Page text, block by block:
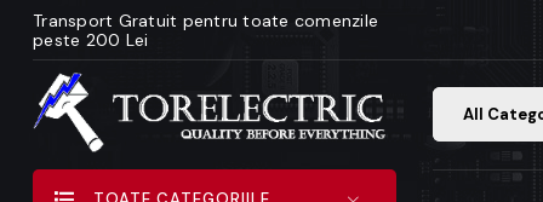
Transport Gratuit pentru toate comenzile
peste 200 Lei
All